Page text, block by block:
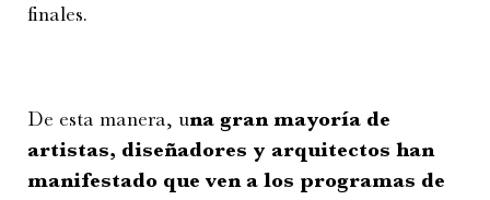
finales.
De esta manera, una gran mayoría de
artistas, diseñadores y arquitectos han
manifestado que ven a los programas de